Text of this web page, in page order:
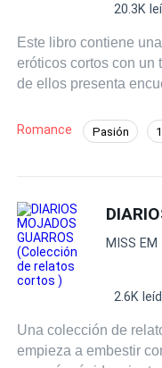
20.3K
Este libro contiene
eróticos cortos con un
de ellos presenta
necesario leer alguna
estos relatos. **Las historias aquí narradas son ficción y
Romance Pasión
Aventura de Una Noche
MISS EM
2.6K
Una colección de relatos
empieza a embestir